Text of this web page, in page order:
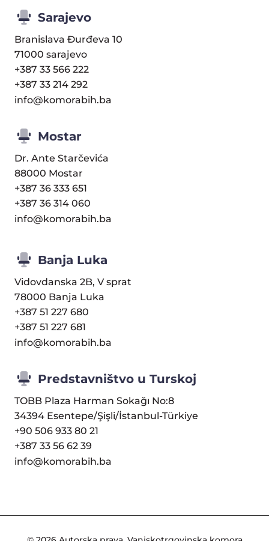
Sarajevo
Branislava Đurđeva 10
71000 sarajevo
+387 33 566 222
+387 33 214 292
info@komorabih.ba
Mostar
Dr. Ante Starčevića
88000 Mostar
+387 36 333 651
+387 36 314 060
info@komorabih.ba
Banja Luka
Vidovdanska 2B, V sprat
78000 Banja Luka
+387 51 227 680
+387 51 227 681
info@komorabih.ba
Predstavništvo u Turskoj
TOBB Plaza Harman Sokağı No:8
34394 Esentepe/Şişli/İstanbul-Türkiye
+90 506 933 80 21
+387 33 56 62 39
info@komorabih.ba